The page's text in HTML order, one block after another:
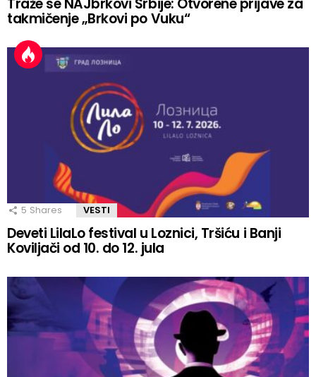
Traže se NAJbrkovi Srbije: Otvorene prijave za
takmičenje „Brkovi po Vuku“
5 Shares VESTI
Deveti LilaLo festival u Loznici, Tršiću i Banji
Koviljači od 10. do 12. jula